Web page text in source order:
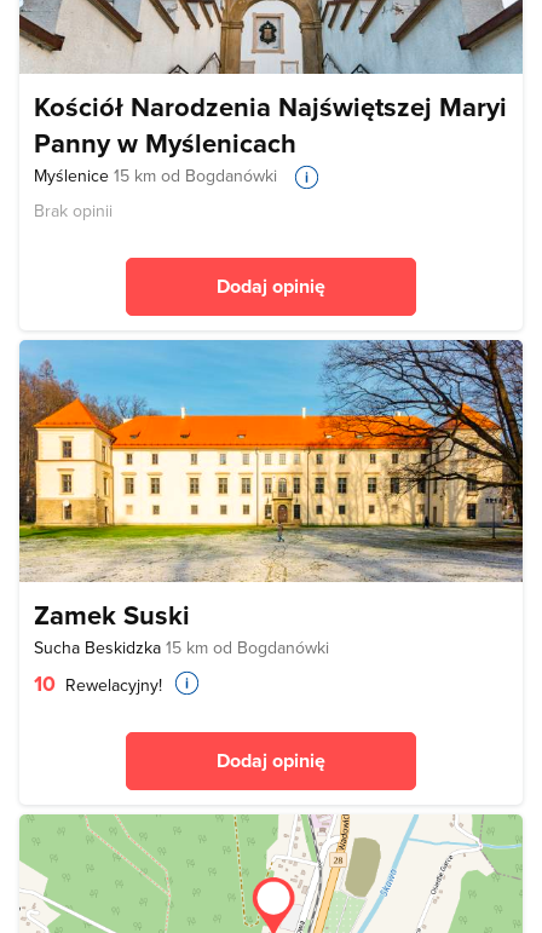
Kościół Narodzenia Najświętszej Maryi
Panny w Myślenicach
Myślenice 15 km od Bogdanówki
Brak opinii
Dodaj opinię
Zamek Suski
Sucha Beskidzka 15 km od Bogdanówki
10 Rewelacyjny!
Dodaj opinię